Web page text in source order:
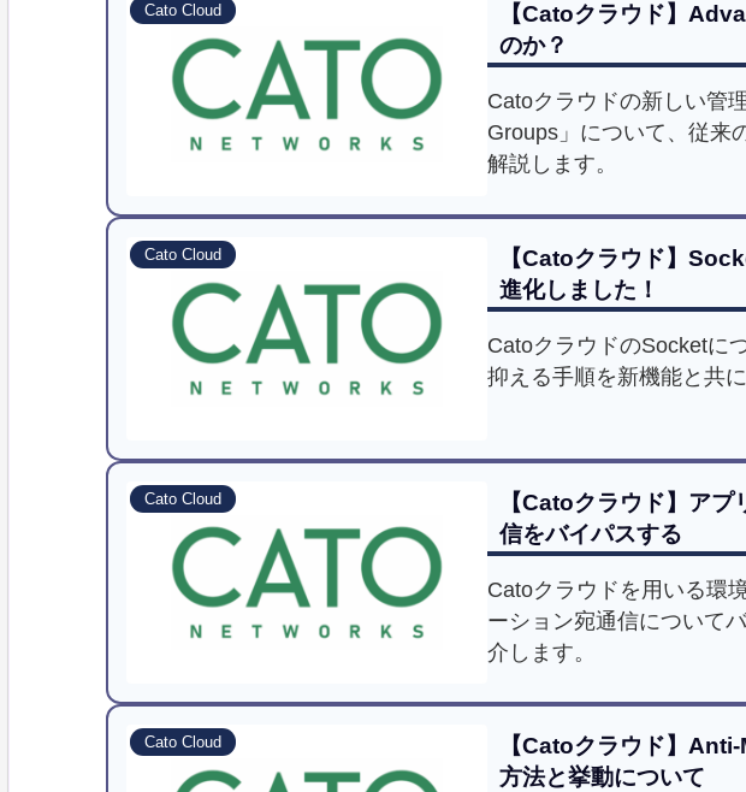
Cato Cloud
【Catoクラウド】
のか？
Catoクラウドの新しい管
Groups」について、従来
解説します。
Cato Cloud
【Catoクラウド】
進化しました！
CatoクラウドのSocketに
抑える手順を新機能と共に
Cato Cloud
【Catoクラウド】ア
信をバイパスする
Catoクラウドを用いる環
ーション宛通信について
介します。
Cato Cloud
【Catoクラウド】
方法と挙動について